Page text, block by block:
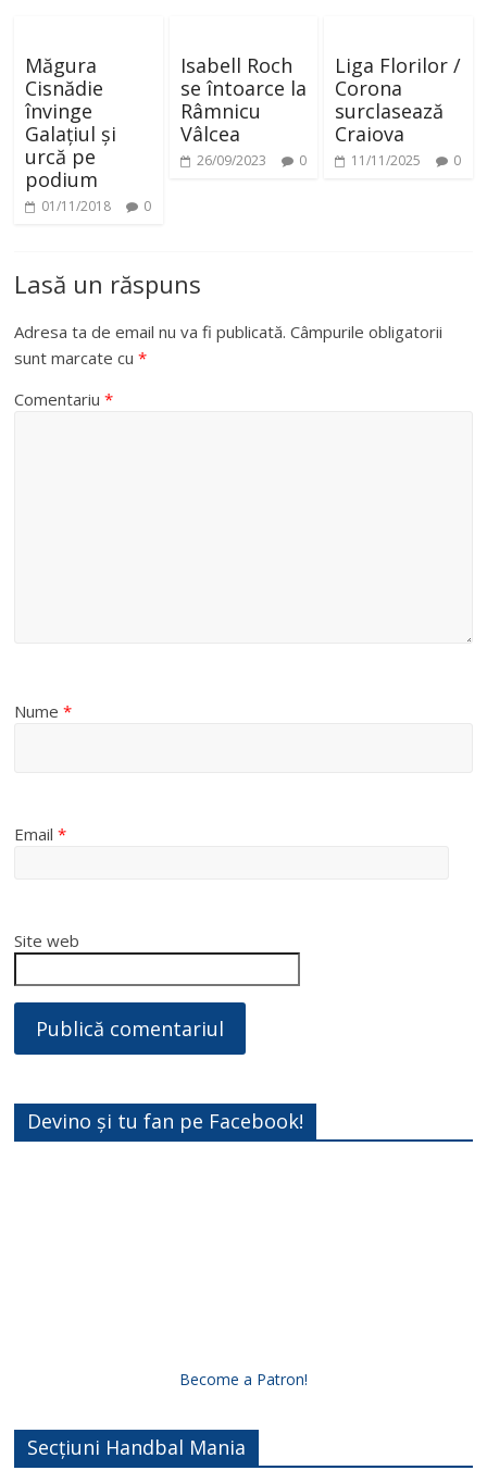
Măgura
Cisnădie
învinge
Galațiul și
urcă pe
podium
01/11/2018 0
Isabell Roch
se întoarce la
Râmnicu
Vâlcea
26/09/2023 0
Liga Florilor /
Corona
surclasează
Craiova
11/11/2025 0
Lasă un răspuns
Adresa ta de email nu va fi publicată. Câmpurile obligatorii
sunt marcate cu*
Comentariu*
Nume*
Email*
Site web
Devino și tu fan pe Facebook!
Become a Patron!
Secțiuni Handbal Mania